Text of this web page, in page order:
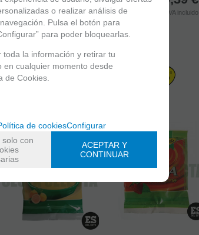
10.00%IVA incluido IVA incluido
o realizar análisis de
Pulsa el botón para
para poder bloquearlas.
toda la información y retirar tu
en cualquier momento desde
de Cookies.
de cookiesConfigurar
con
ACEPTAR Y
CONTINUAR